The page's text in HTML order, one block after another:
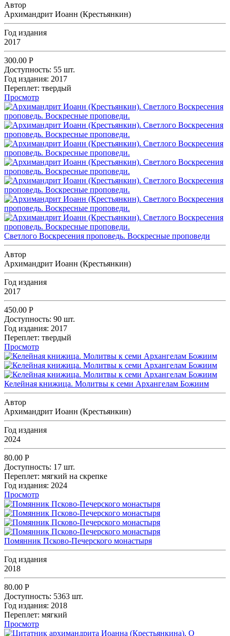
Автор
Архимандрит Иоанн (Крестьянкин)
Год издания
2017
300.00 Р
Доступность: 55 шт.
Год издания: 2017
Переплет: твердый
Просмотр
Светлого Воскресения проповедь. Воскресные проповеди
Автор
Архимандрит Иоанн (Крестьянкин)
Год издания
2017
450.00 Р
Доступность: 90 шт.
Год издания: 2017
Переплет: твердый
Просмотр
Келейная книжица. Молитвы к семи Архангелам Божиим
Автор
Архимандрит Иоанн (Крестьянкин)
Год издания
2024
80.00 Р
Доступность: 17 шт.
Переплет: мягкий на скрепке
Год издания: 2024
Просмотр
Помянник Псково-Печерского монастыря
Год издания
2018
80.00 Р
Доступность: 5363 шт.
Год издания: 2018
Переплет: мягкий
Просмотр